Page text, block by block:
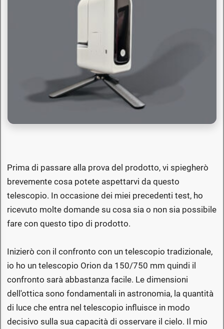
Prima di passare alla prova del prodotto, vi spiegherò
brevemente cosa potete aspettarvi da questo
telescopio. In occasione dei miei precedenti test, ho
ricevuto molte domande su cosa sia o non sia possibile
fare con questo tipo di prodotto.
Inizierò con il confronto con un telescopio tradizionale,
io ho un telescopio Orion da 150/750 mm quindi il
confronto sarà abbastanza facile. Le dimensioni
dell'ottica sono fondamentali in astronomia, la quantità
di luce che entra nel telescopio influisce in modo
decisivo sulla sua capacità di osservare il cielo. Il mio